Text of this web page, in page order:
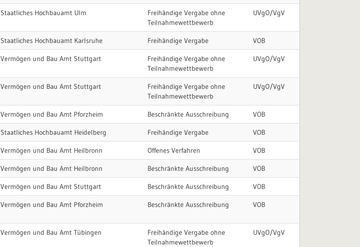
Staatliches Hochbauamt Ulm
Freihändige Vergabe ohne
Teilnahmewettbewerb
UVgO/VgV
Staatliches Hochbauamt Karlsruhe Freihändige Vergabe VOB
Vermögen und Bau Amt Stuttgart
Freihändige Vergabe ohne
Teilnahmewettbewerb
UVgO/VgV
Vermögen und Bau Amt Stuttgart
Freihändige Vergabe ohne
Teilnahmewettbewerb
UVgO/VgV
Vermögen und Bau Amt Pforzheim Beschränkte Ausschreibung VOB
Staatliches Hochbauamt Heidelberg Freihändige Vergabe VOB
Vermögen und Bau Amt Heilbronn Offenes Verfahren VOB
Vermögen und Bau Amt Heilbronn Beschränkte Ausschreibung VOB
Vermögen und Bau Amt Stuttgart Beschränkte Ausschreibung VOB
Vermögen und Bau Amt Pforzheim Beschränkte Ausschreibung VOB
Vermögen und Bau Amt Tübingen
Freihändige Vergabe ohne
Teilnahmewettbewerb
UVgO/VgV